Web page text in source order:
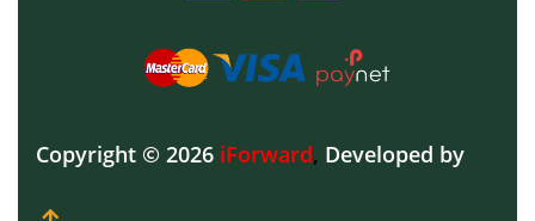
Copyright © 2026 iForward, Developed by